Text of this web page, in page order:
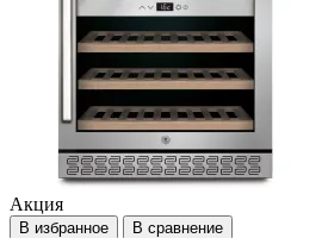
Акция
В избранное В сравнение